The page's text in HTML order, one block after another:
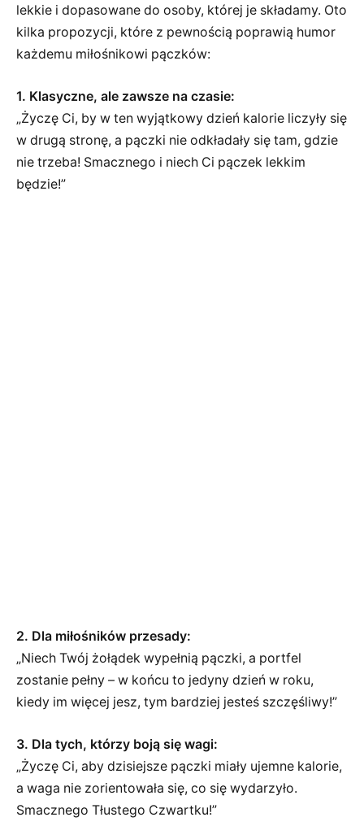
lekkie i dopasowane do osoby, której je składamy. Oto
kilka propozycji, które z pewnością poprawią humor
każdemu miłośnikowi pączków:
1. Klasyczne, ale zawsze na czasie:
„Życzę Ci, by w ten wyjątkowy dzień kalorie liczyły się
w drugą stronę, a pączki nie odkładały się tam, gdzie
nie trzeba! Smacznego i niech Ci pączek lekkim
będzie!”
2. Dla miłośników przesady:
„Niech Twój żołądek wypełnią pączki, a portfel
zostanie pełny – w końcu to jedyny dzień w roku,
kiedy im więcej jesz, tym bardziej jesteś szczęśliwy!”
3. Dla tych, którzy boją się wagi:
„Życzę Ci, aby dzisiejsze pączki miały ujemne kalorie,
a waga nie zorientowała się, co się wydarzyło.
Smacznego Tłustego Czwartku!”